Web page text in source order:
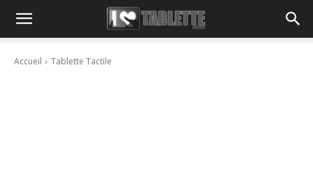
Accueil Tablette Tactile